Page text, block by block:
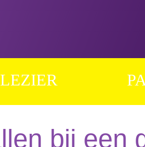
bij een